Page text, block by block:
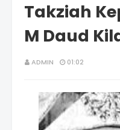
Takziah
M Daud
ADMIN 01:02